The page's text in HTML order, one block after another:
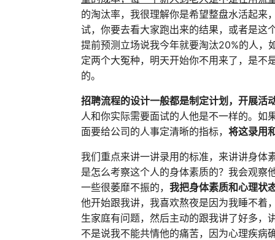
的淘汰率，我很理解你是希望整盘水活起来
试，你要去看大家跑出来的结果，或者是这
提前预测立场说我今年就要淘汰20%的人，
定两个大冤种，明天开始你不用来了，是不
的。
招聘流程的设计一般都是制定计划，开展活
人和你实际需要面试的人他是不一样的。
面要给公司的人事定清晰的指标， 将这录用
我们重点来讲一讲录用的标准，来讲讲身体
是怎么考察这个人的身体素质的？我会观察
一些很萎靡不振的， 我把身体素质和心理状
他开始跟我讲，我喜欢熬夜是因为我睡不着
生家庭有问题，然后主动的跟我讲了好多，
不是说我不能共情他的痛苦，因为心理疾病